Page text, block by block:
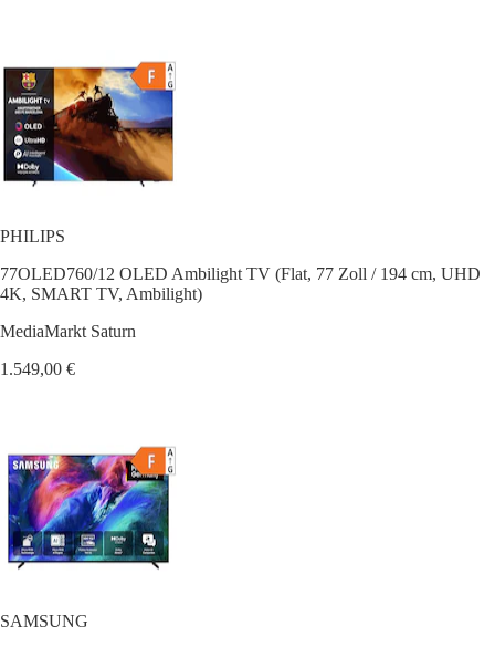
PHILIPS
77OLED760/12 OLED Ambilight TV (Flat, 77 Zoll / 194 cm, UHD
4K, SMART TV, Ambilight)
MediaMarkt Saturn
1.549,00 €
SAMSUNG